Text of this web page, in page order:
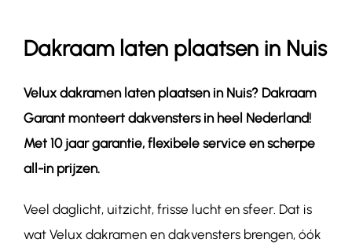
Contact
Dakraam laten plaatsen in Nuis
Velux dakramen laten plaatsen in Nuis? Dakraam
Garant monteert dakvensters in heel Nederland!
Met 10 jaar garantie, flexibele service en scherpe
all-in prijzen.
Veel daglicht, uitzicht, frisse lucht en sfeer. Dat is
wat Velux dakramen en dakvensters brengen, óók